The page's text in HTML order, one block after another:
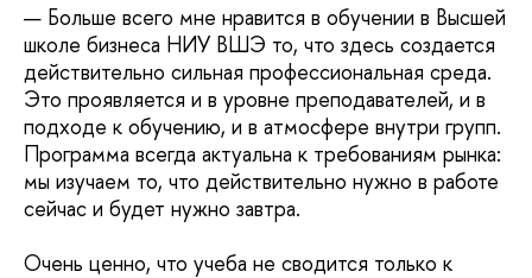
— Больше всего мне нравится в обучении в Высшей
школе бизнеса НИУ ВШЭ то, что здесь создается
действительно сильная профессиональная среда.
Это проявляется и в уровне преподавателей, и в
подходе к обучению, и в атмосфере внутри групп.
Программа всегда актуальна к требованиям рынка:
мы изучаем то, что действительно нужно в работе
сейчас и будет нужно завтра.
Очень ценно, что учеба не сводится только к